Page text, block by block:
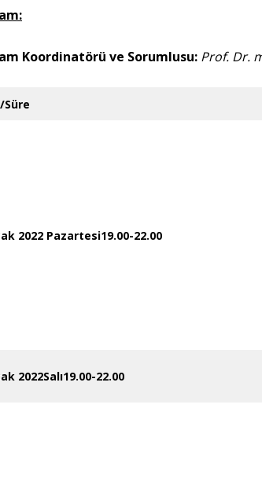
Koordinatörü ve Sorumlusu: Prof. Dr.
2022 Pazartesi19.00-22.00
2022Salı19.00-22.00